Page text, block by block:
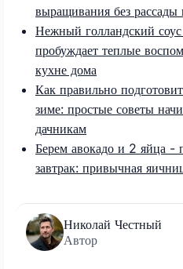
выращивания без рассады
Нежный голландский
пробуждает теплые
кухне дома
Как правильно
зиме: простые советы
дачникам
Берем авокадо и 2 яйца -
завтрак: привычная
Николай Честный
Автор